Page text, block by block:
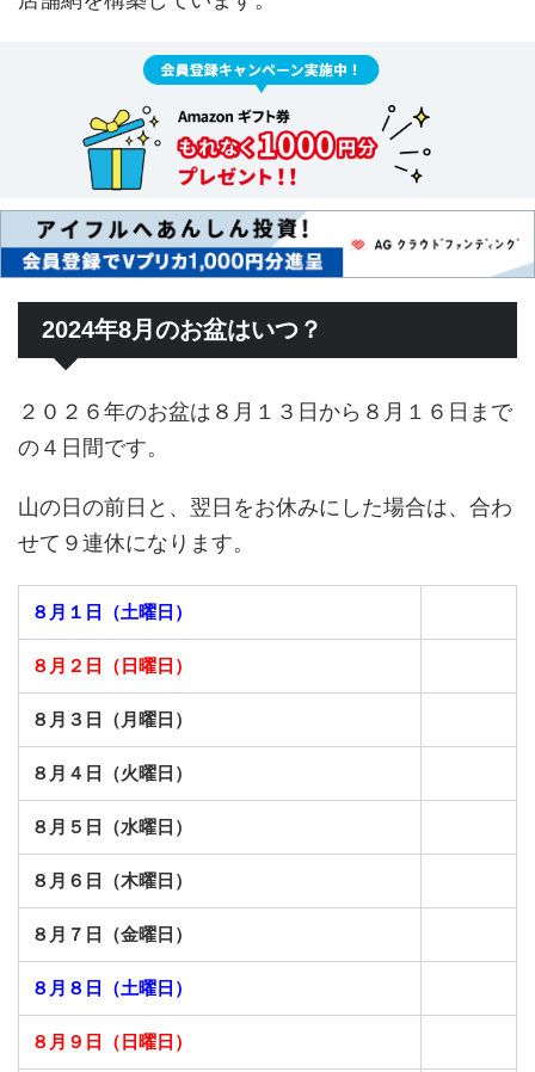
2024年8月のお盆はいつ？
２０２６年のお盆は８月１３日から８月１６日まで
の４日間です。
山の日の前日と、翌日をお休みにした場合は、合わ
せて９連休になります。
８月１日（土曜日）
８月２日（日曜日）
８月３日（月曜日）
８月４日（火曜日）
８月５日（水曜日）
８月６日（木曜日）
８月７日（金曜日）
８月８日（土曜日）
８月９日（日曜日）